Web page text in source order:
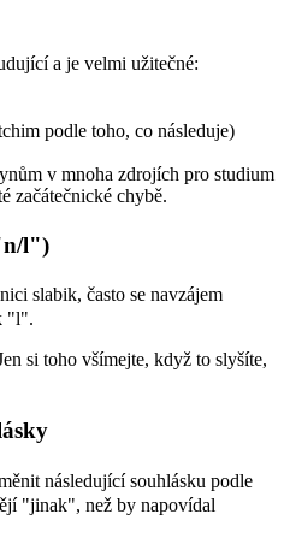
a je velmi užitečné:
podle toho, co následuje)
v mnoha zdrojích pro studium
začátečnické chybě.
l")
slabik, často se navzájem
"l".
si toho všímejte, když to slyšíte,
následující souhlásku podle
"jinak", než by napovídal